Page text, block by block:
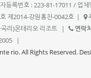
등록번호 : 223-81-17011 / 업
제2014-강원홍천-0042호 |
리)몬테리오 리조트
| 연락
|
rio. All Rights Reserved.